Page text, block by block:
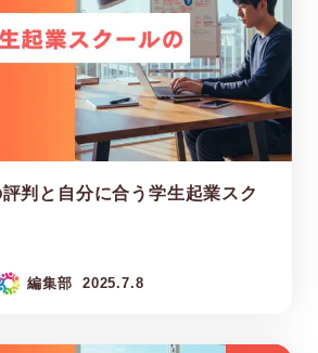
評判と自分に合う学生起業スク
編集部 2025.7.8